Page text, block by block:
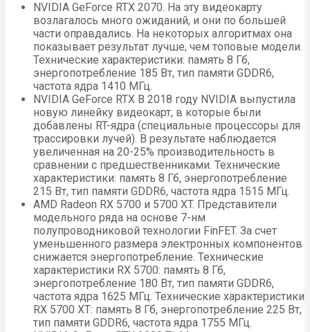
NVIDIA GeForce RTX 2070. На эту видеокарту
возлагалось много ожиданий, и они по большей
части оправдались. На некоторых алгоритмах она
показывает результат лучше, чем топовые модели.
Технические характеристики: память 8 Гб,
энергопотребление 185 Вт, тип памяти GDDR6,
частота ядра 1410 МГц.
NVIDIA GeForce RTX В 2018 году NVIDIA выпустила
новую линейку видеокарт, в которые были
добавлены RT-ядра (специальные процессоры для
трассировки лучей). В результате наблюдается
увеличенная на 20-25% производительность в
сравнении с предшественниками. Технические
характеристики: память 8 Гб, энергопотребление
215 Вт, тип памяти GDDR6, частота ядра 1515 МГц.
AMD Radeon RX 5700 и 5700 XT. Представители
модельного ряда на основе 7-нм
полупроводниковой технологии FinFET. За счет
уменьшенного размера электронных компонентов
снижается энергопотребление. Технические
характеристики RX 5700: память 8 Гб,
энергопотребление 180 Вт, тип памяти GDDR6,
частота ядра 1625 МГц. Технические характеристики
RX 5700 XT: память 8 Гб, энергопотребление 225 Вт,
тип памяти GDDR6, частота ядра 1755 МГц.